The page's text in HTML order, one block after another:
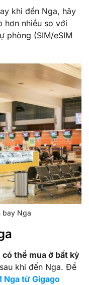
khi đến Nga, hãy
hơn nhiều so với
phòng (SIM/eSIM
bay Nga
có thể mua ở bất kỳ
khi đến Nga. Để
Nga từ Gigago